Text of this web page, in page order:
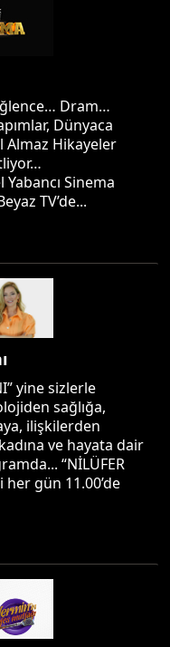
Dram…
Dünyaca
Almaz Hikayeler
Sinema
TV’de...
yine sizlerle
sağlığa,
ilişkilerden
ve hayata dair
“NİLÜFER
her gün 11.00’de